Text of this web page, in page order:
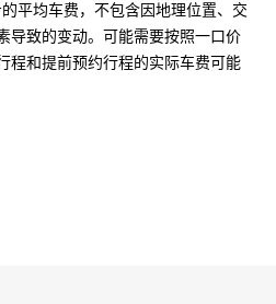
平均车费，不包含因地理位置、交
导致的变动。可能需要按照一口价
程和提前预约行程的实际车费可能